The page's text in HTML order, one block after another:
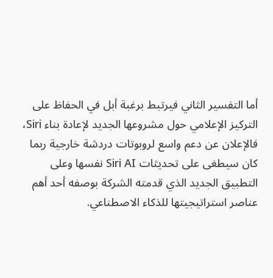
أما التفسير الثاني فيرتبط برغبة أبل في الحفاظ على
التركيز الإعلامي حول مشروعها الجديد لإعادة بناء Siri،
فالإعلان عن دعم واسع لروبوتات دردشة خارجية ربما
كان سيطغى على تحديثات Siri AI نفسها وعلى
التطبيق الجديد الذي قدمته الشركة بوصفه أحد أهم
عناصر استراتيجيتها للذكاء الاصطناعي.